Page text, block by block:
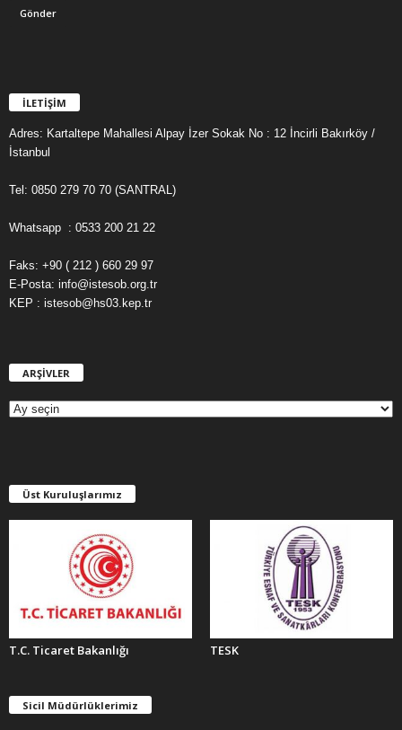
İLETİŞİM
Adres: Kartaltepe Mahallesi Alpay İzer Sokak No : 12 İncirli Bakırköy /
İstanbul
Tel: 0850 279 70 70 (SANTRAL)
Whatsapp : 0533 200 21 22
Faks: +90 ( 212 ) 660 29 97
E-Posta: info@istesob.org.tr
KEP : istesob@hs03.kep.tr
ARŞİVLER
E
R
Üst Kuruluşlarımız
T.C. Ticaret Bakanlığı TESK
Sicil Müdürlüklerimiz